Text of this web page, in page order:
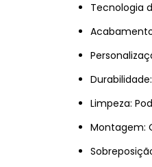
Tecnologia
Limpeza:
Montagem: